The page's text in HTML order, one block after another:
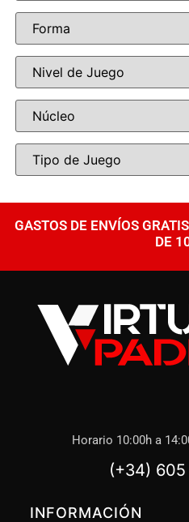
GASTOS DE ENVÍOS
DE
Horario 10:00h a
(+34)
INFORMACIÓN